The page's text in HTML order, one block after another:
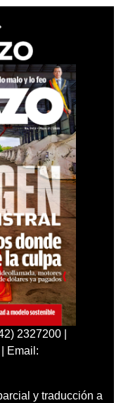
2327200 |
Email:
y traducción a